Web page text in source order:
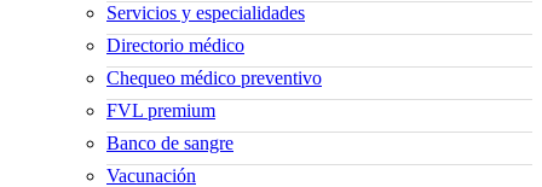
Servicios y especialidades
Directorio médico
Chequeo médico preventivo
FVL premium
Banco de sangre
Vacunación